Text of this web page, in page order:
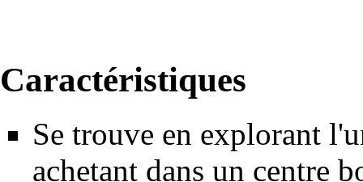
Caractéristiques
Se trouve en explorant
achetant dans un centre